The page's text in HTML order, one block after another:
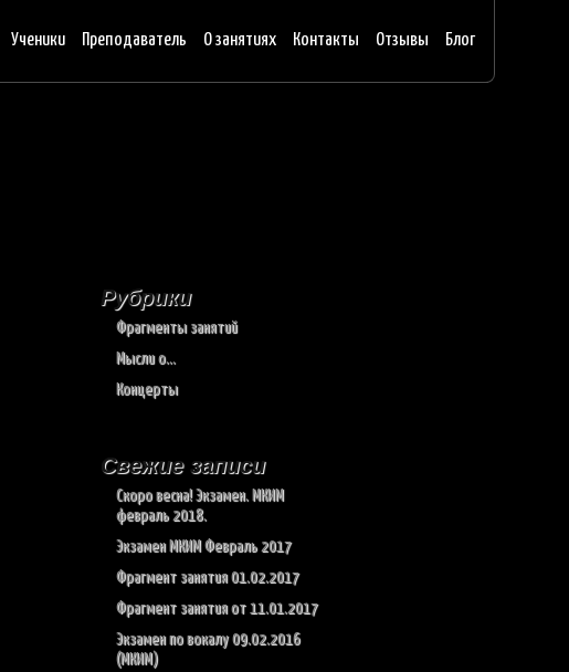
Ученики Преподаватель О занятиях Контакты Отзывы Блог
Рубрики
Фрагменты занятий
Мысли о…
Концерты
Свежие записи
Скоро весна! Экзамен. МКИМ
февраль 2018.
Экзамен МКИМ Февраль 2017
Фрагмент занятия 01.02.2017
Фрагмент занятия от 11.01.2017
Экзамен по вокалу 09.02.2016
(МКИМ)